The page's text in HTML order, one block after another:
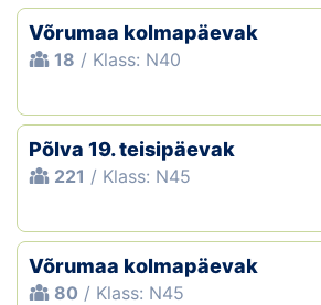
Võrumaa kolmapäevak
18 / Klass: N40
Põlva 19. teisipäevak
221 / Klass: N45
Võrumaa kolmapäevak
80 / Klass: N45